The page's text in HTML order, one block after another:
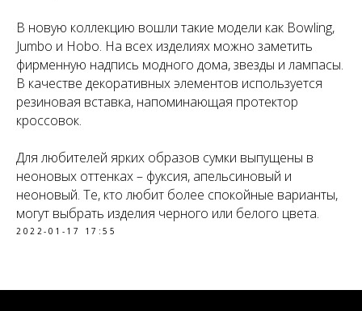
В новую коллекцию вошли такие модели как Bowling,
Jumbo и Hobo. На всех изделиях можно заметить
фирменную надпись модного дома, звезды и лампасы.
В качестве декоративных элементов используется
резиновая вставка, напоминающая протектор
кроссовок.
Для любителей ярких образов сумки выпущены в
неоновых оттенках – фуксия, апельсиновый и
неоновый. Те, кто любит более спокойные варианты,
могут выбрать изделия черного или белого цвета.
2022-01-17 17:55